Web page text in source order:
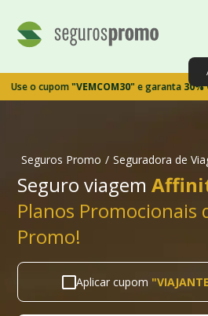
o cupom"VEMCOM30"e garanta30% OFF!
Seguros Promo / Seguradora de
Seguro viagem
Planos Promocionais
Promo!
Aplicar cupom "VIAJANTE